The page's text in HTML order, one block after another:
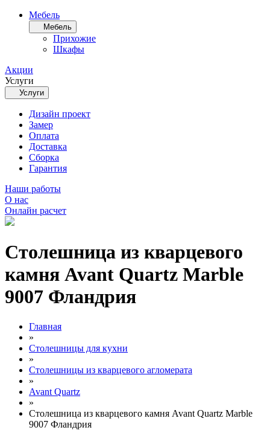
Мебель
Мебель
Прихожие
Шкафы
Акции
Услуги
Услуги
Дизайн проект
Замер
Оплата
Доставка
Сборка
Гарантия
Наши работы
О нас
Онлайн расчет
Столешница из кварцевого
камня Avant Quartz Marble
9007 Фландрия
Главная
»
Столешницы для кухни
»
Столешницы из кварцевого агломерата
»
Avant Quartz
»
Столешница из кварцевого камня Avant Quartz Marble
9007 Фландрия